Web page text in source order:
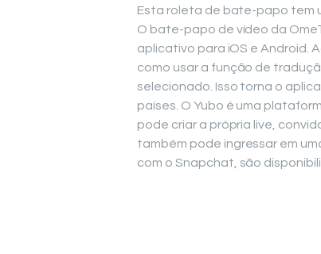
Esta roleta de bate-papo tem
O bate-papo de vídeo da
aplicativo para iOS e Android.
como usar a função de
selecionado. Isso torna o
países. O Yubo é uma
pode criar a própria live,
também pode ingressar em
com o Snapchat, são